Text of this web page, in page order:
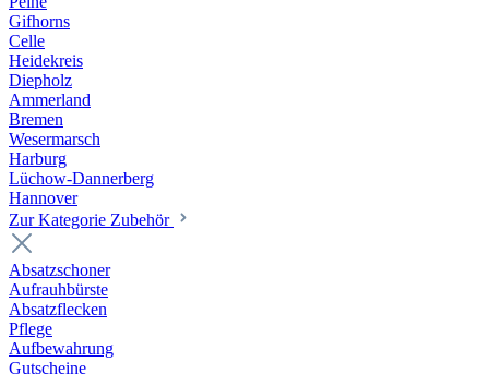
Gifhorns
Celle
Heidekreis
Diepholz
Ammerland
Bremen
Wesermarsch
Harburg
Lüchow-Dannerberg
Hannover
Zur Kategorie Zubehör
Absatzschoner
Aufrauhbürste
Absatzflecken
Pflege
Aufbewahrung
Gutscheine